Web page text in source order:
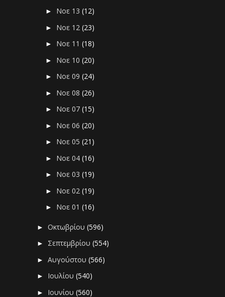
► Νοε 13(12)
► Νοε 12(23)
► Νοε 11(18)
► Νοε 10(20)
► Νοε 09(24)
► Νοε 08(26)
► Νοε 07(15)
► Νοε 06(20)
► Νοε 05(21)
► Νοε 04(16)
► Νοε 03(19)
► Νοε 02(19)
► Νοε 01(16)
►Οκτωβρίου(596)
► Σεπτεμβρίου(554)
►Αυγούστου(566)
► Ιουλίου(540)
► Ιουνίου(560)